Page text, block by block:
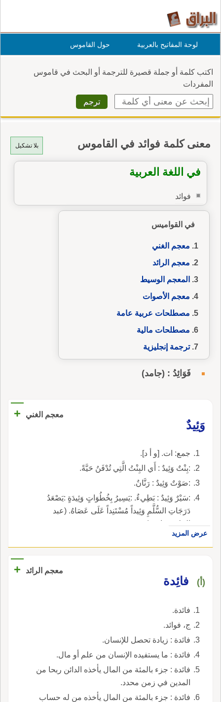
لوحة المفاتيح بالعربية حول القاموس
اكتب كلمة أو جملة قصيرة للترجمة أو البحث في قاموس
المفردات
بلا تشكيل معنى كلمة فوائد في القاموس
في اللغة العربية
فوائد
في القواميس
معجم الغني
معجم الرائد
المعجم الوسيط
معجم الأصوات
مصطلحات عربية عامة
مصطلحات مالية
ترجمة إنجليزية
فَوَائِدُ : (جامد)
معجم الغني
+
وَئِيدٌ
جمع: ات. [و أ د].
:بِنْتٌ وَئِيدٌ : أَي البِنْتُ الَّتِي تُدْفَنُ حَيَّةً.
:صَوْتٌ وَئِيدٌ : رَنَّانٌ.
:سَيْرٌ وَئِيدٌ : بَطِيءٌ. :يَسِيرُ بِخُطُوَاتٍ وَئِيدَةٍ :يَصْعَدُ
دَرَجَاتِ السُّلَّمِ وَئِيداً مُسْتَنِداً عَلَى عَصَاهُ. (عبد
الحكيم قاسم).
عرض المزيد
معجم الرائد +
(أ) فائِدة
فائدة.
ج، فوائد.
فائدة : زيادة تحصل للإنسان.
فائدة : ما يستفيده الإنسان من علم أو مال.
فائدة : جزء بالمئة من المال يأخذه الدائن ربحا من
المدين في زمن محدد.
فائدة : جزء بالمئة من المال يأخذه من له حساب